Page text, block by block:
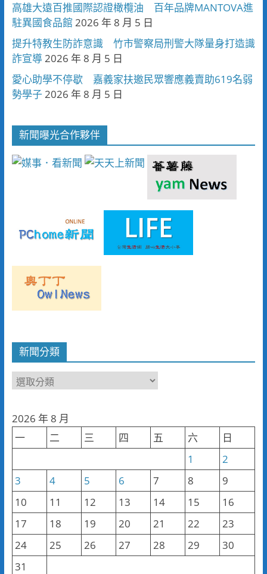
高雄大遠百推國際認證橄欖油 百年品牌MANTOVA進
駐異國食品館 2026 年 8 月 5 日
提升特教生防詐意識 竹市警察局刑警大隊量身打造識
詐宣導 2026 年 8 月 5 日
愛心助學不停歇 嘉義家扶邀民眾響應義賣助619名弱
勢學子 2026 年 8 月 5 日
新聞曝光合作夥伴
新聞分類
新
類
2026 年 8 月
一
二 三 四 五 六
日
1
2
3
4 5 6 7 8
9
10
11 12 13 14 15
16
17
18 19 20 21 22
23
24
25 26 27 28 29
30
31